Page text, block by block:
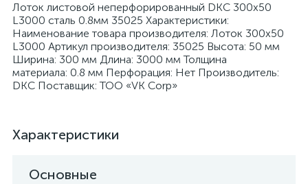
Лоток листовой неперфорированный DKC 300х50
L3000 сталь 0.8мм 35025 Характеристики:
Наименование товара производителя: Лоток 300х50
L3000 Артикул производителя: 35025 Высота: 50 мм
Ширина: 300 мм Длина: 3000 мм Толщина
материала: 0.8 мм Перфорация: Нет Производитель:
DKC Поставщик: ТОО «VK Corp»
Характеристики
Основные